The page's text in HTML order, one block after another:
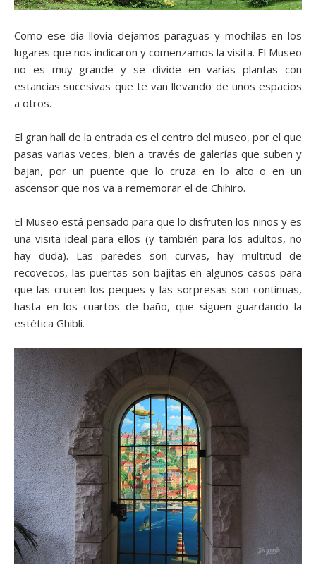
Como ese día llovía dejamos paraguas y mochilas en los
lugares que nos indicaron y comenzamos la visita. El Museo
no es muy grande y se divide en varias plantas con
estancias sucesivas que te van llevando de unos espacios
a otros.
El gran hall de la entrada es el centro del museo, por el que
pasas varias veces, bien a través de galerías que suben y
bajan, por un puente que lo cruza en lo alto o en un
ascensor que nos va a rememorar el de Chihiro.
El Museo está pensado para que lo disfruten los niños y es
una visita ideal para ellos (y también para los adultos, no
hay duda). Las paredes son curvas, hay multitud de
recovecos, las puertas son bajitas en algunos casos para
que las crucen los peques y las sorpresas son continuas,
hasta en los cuartos de baño, que siguen guardando la
estética Ghibli.